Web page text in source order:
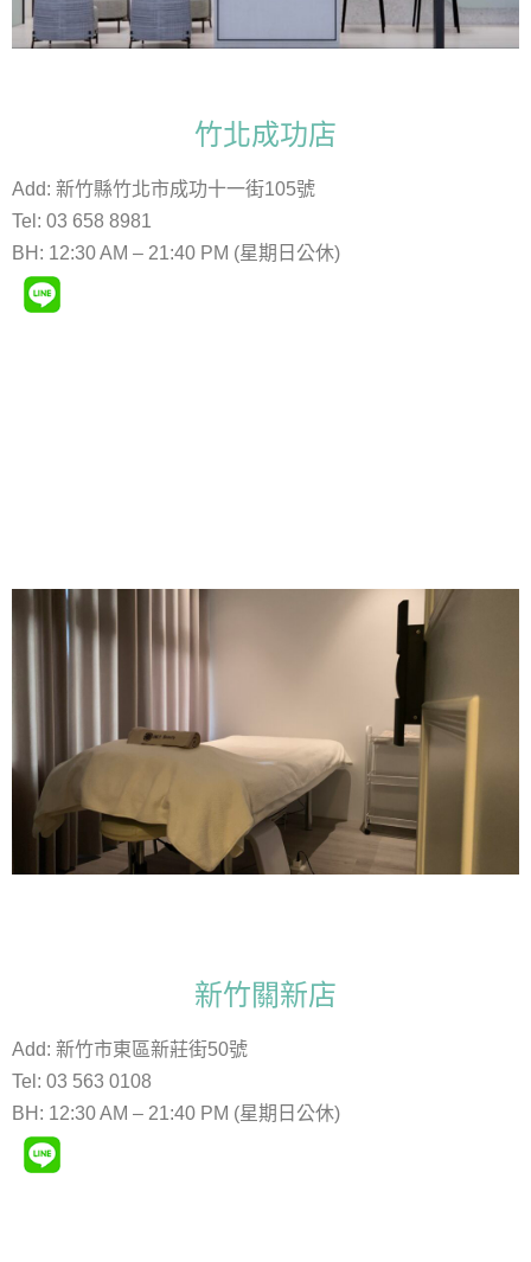
竹北成功店
Add: 新竹縣竹北市成功十一街105號
Tel: 03 658 8981
BH: 12:30 AM – 21:40 PM (星期日公休)
新竹關新店
Add: 新竹市東區新莊街50號
Tel: 03 563 0108
BH: 12:30 AM – 21:40 PM (星期日公休)